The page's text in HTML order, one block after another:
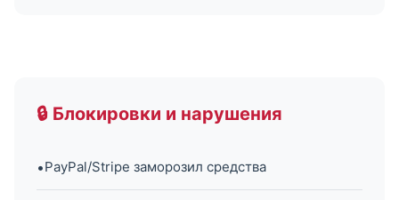
🔒 Блокировки и нарушения
•PayPal/Stripe заморозил средства